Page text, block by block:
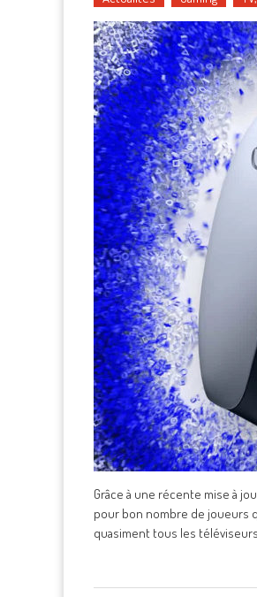
Grâce à une récente mise à
pour bon nombre de joueurs
quasiment tous les téléviseurs